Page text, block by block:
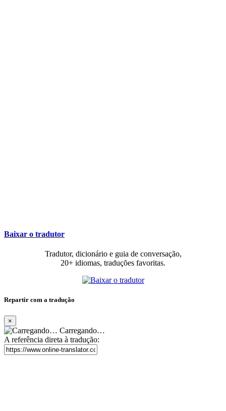
Baixar o tradutor
Tradutor, dicionário e guia de conversação,
20+ idiomas, traduções favoritas.
Repartir com a tradução
×
Carregando…
A referência direta à tradução: